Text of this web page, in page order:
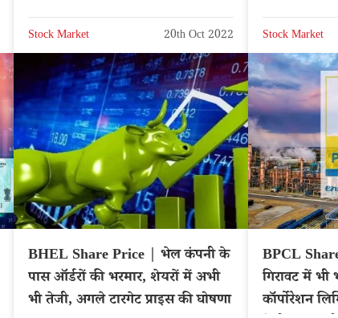
Stock Market 20th Oct 2022 Stock Market
BHEL Share Price | भेल कंपनी के
पास ऑर्डरों की भरमार, शेयरों में अभी
भी तेजी, अगले टारगेट प्राइस की घोषणा
BPCL
गिरावट में भी
कॉर्पोरेशन